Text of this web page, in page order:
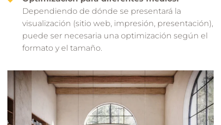
Dependiendo de dónde se presentará la
visualización (sitio web, impresión, presentación),
puede ser necesaria una optimización según el
formato y el tamaño.